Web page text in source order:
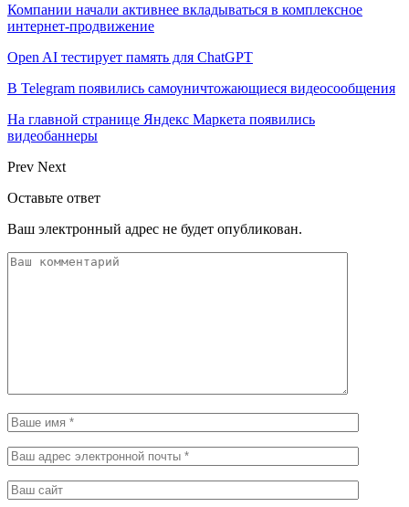
Компании начали активнее вкладываться в комплексное
интернет-продвижение
Open AI тестирует память для ChatGPT
В Telegram появились самоуничтожающиеся видеосообщения
На главной странице Яндекс Маркета появились
видеобаннеры
Prev Next
Оставьте ответ
Ваш электронный адрес не будет опубликован.